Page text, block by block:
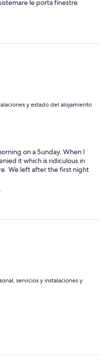
le porta finestre
orientare ed in bagno manca
resto nulla da eccepire,
e molto gentile.
y estado del alojamiento
on a Sunday. When I
it which is ridiculous in
We left after the first night
servicios y instalaciones y